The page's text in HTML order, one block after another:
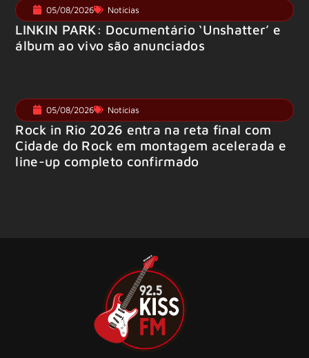
05/08/2026 Notícias
LINKIN PARK: Documentário ‘Unshatter’ e
álbum ao vivo são anunciados
05/08/2026 Notícias
Rock in Rio 2026 entra na reta final com
Cidade do Rock em montagem acelerada e
line-up completo confirmado